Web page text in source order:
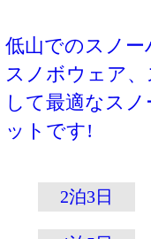
の防寒には別
ケットやダウ
向いています。
低山でのスノ
スノボウェア
して最適なス
ットです!
こその温かさ
えた高性能ウ
2泊3日